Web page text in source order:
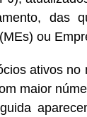
das
ou
ativos
maior